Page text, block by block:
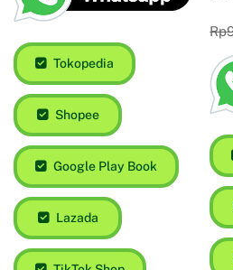
Tokopedia
Shopee
Google Play Book
Lazada
Rp